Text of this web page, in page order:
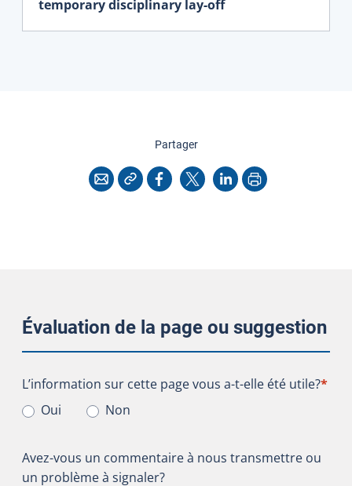
temporary disciplinary lay-off
Partagercette page
CourrielCopier l'adresse
Facebook
X LinkedInImprimer
Évaluation de la page ou suggestion
L’information sur cette page vous a-t-elle été utile?
L’information sur cette page vous a-t-elle été utile?*
Oui
Non
Avez-vous un commentaire à nous transmettre ou
un problème à signaler?